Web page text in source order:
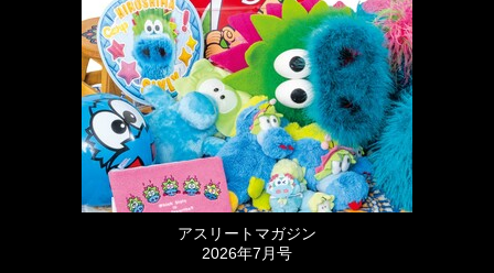
アスリートマガジン
2026年7月号